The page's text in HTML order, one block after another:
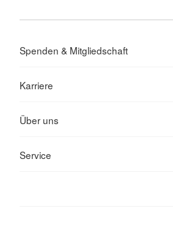
Spenden & Mitgliedschaft
Karriere
Über uns
Service